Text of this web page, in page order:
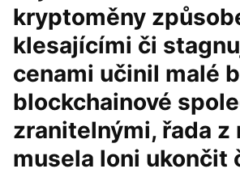
kryptoměny
klesajícími či
cenami učinil malé
blockchainové
zranitelnými, řada z
musela loni ukončit